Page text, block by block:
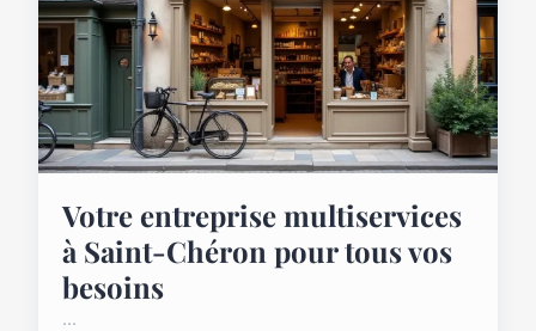
Votre entreprise multiservices
à Saint-Chéron pour tous vos
besoins
...